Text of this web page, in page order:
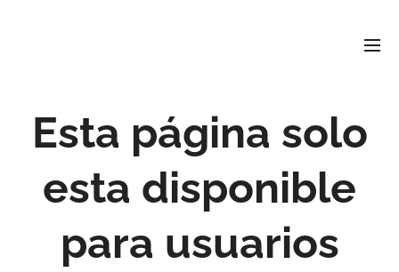
Esta página solo
esta disponible
para usuarios